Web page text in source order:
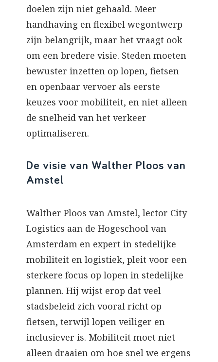
doelen zijn niet gehaald. Meer
handhaving en flexibel wegontwerp
zijn belangrijk, maar het vraagt ook
om een bredere visie. Steden moeten
bewuster inzetten op lopen, fietsen
en openbaar vervoer als eerste
keuzes voor mobiliteit, en niet alleen
de snelheid van het verkeer
optimaliseren.
De visie van Walther Ploos van
Amstel
Walther Ploos van Amstel, lector City
Logistics aan de Hogeschool van
Amsterdam en expert in stedelijke
mobiliteit en logistiek, pleit voor een
sterkere focus op lopen in stedelijke
plannen. Hij wijst erop dat veel
stadsbeleid zich vooral richt op
fietsen, terwijl lopen veiliger en
inclusiever is. Mobiliteit moet niet
alleen draaien om hoe snel we ergens